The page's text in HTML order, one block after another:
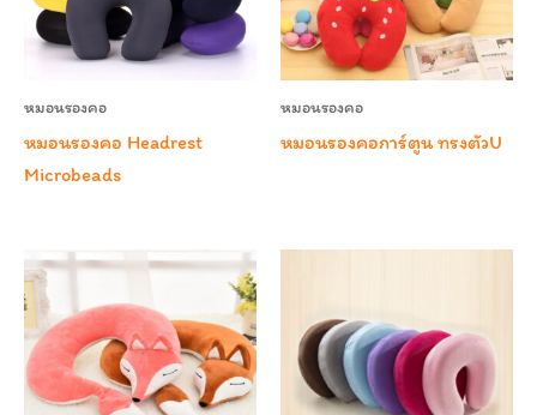
หมอนรองคอ
หมอนรองคอ Headrest
Microbeads
หมอนรองคอ
หมอนรองคอการ์ตูน ทรงตัวU